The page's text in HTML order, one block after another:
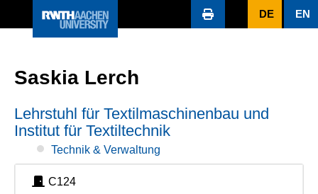
DE EN
Saskia Lerch
Lehrstuhl für Textilmaschinenbau und
Institut für Textiltechnik
Technik & Verwaltung
C124